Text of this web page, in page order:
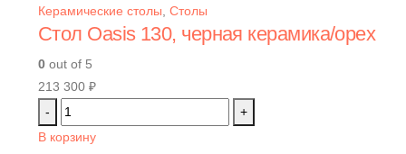
Керамические столы, Столы
Стол Oasis 130, черная керамика/орех
0 out of 5
213 300 ₽
-
+
В корзину